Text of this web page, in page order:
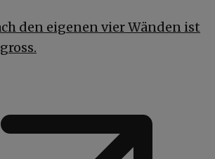
den eigenen vier Wänden ist